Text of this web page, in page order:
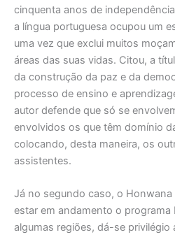
cinquenta anos de
a língua portuguesa ocupou um
uma vez que exclui muitos
áreas das suas vidas. Citou, a
da construção da paz e da
processo de ensino e
autor defende que só se
envolvidos os que têm domínio
colocando, desta maneira, os
assistentes.
Já no segundo caso, o
estar em andamento o programa
algumas regiões, dá-se privilégio